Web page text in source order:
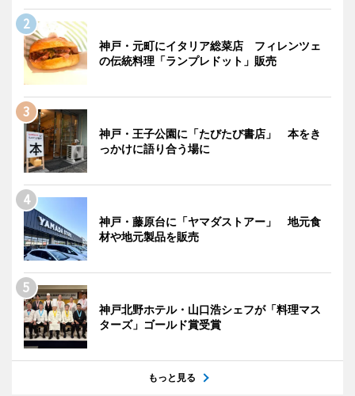
神戸・元町にイタリア総菜店 フィレンツェ
の伝統料理「ランプレドット」販売
神戸・王子公園に「たびたび書店」 本をき
っかけに語り合う場に
神戸・藤原台に「ヤマダストアー」 地元食
材や地元製品を販売
神戸北野ホテル・山口浩シェフが「料理マス
ターズ」ゴールド賞受賞
もっと見る